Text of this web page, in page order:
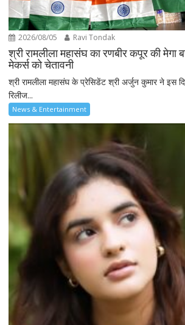
2026/08/05 Ravi Tondak
श्री रामलीला महासंघ का रणबीर कपूर की मेगा
मेकर्स को चेतावनी
श्री रामलीला महासंघ के प्रेसिडेंट श्री अर्जुन कुमार ने इस
रिलीज...
News & Entertainment